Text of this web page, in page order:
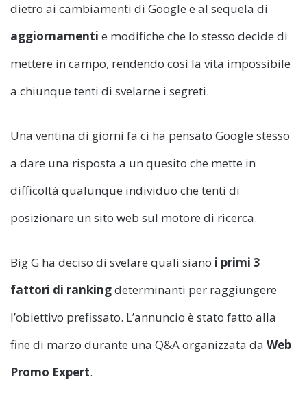
dietro ai cambiamenti di Google e al sequela di
aggiornamenti e modifiche che lo stesso decide di
mettere in campo, rendendo così la vita impossibile
a chiunque tenti di svelarne i segreti.
Una ventina di giorni fa ci ha pensato Google stesso
a dare una risposta a un quesito che mette in
difficoltà qualunque individuo che tenti di
posizionare un sito web sul motore di ricerca.
Big G ha deciso di svelare quali siano i primi 3
fattori di rankingdeterminanti per raggiungere
l’obiettivo prefissato. L’annuncio è stato fatto alla
fine di marzo durante una Q&A organizzata da Web
Promo Expert.